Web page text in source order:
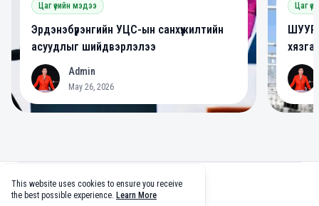
Цаг үеийн мэдээ
Эрдэнэбүрэнгийн УЦС-ын санхүүжилтийн
асуудлыг шийдвэрлэлээ
A Admin
May 26, 2026
Цаг
A
facebook
twittergithubtiktok
This website uses cookies to ensure you receive
the best possible experience. Learn More